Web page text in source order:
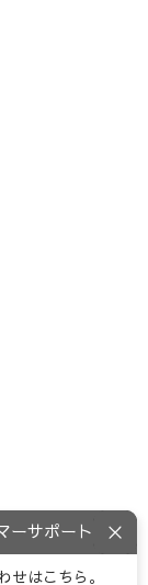
ーサポート
せはこちら。